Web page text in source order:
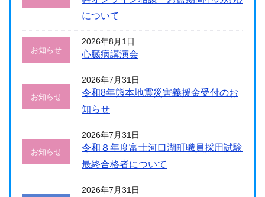
について
お知らせ
2026年8月1日
心臓病講演会
お知らせ
2026年7月31日
令和8年熊本地震災害義援金受付のお
知らせ
お知らせ
2026年7月31日
令和８年度富士河口湖町職員採用試験
最終合格者について
2026年7月31日